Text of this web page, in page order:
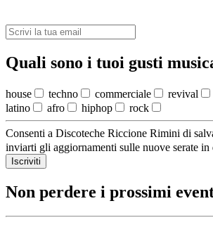
Quali sono i tuoi gusti
house techno commerciale
revival
latino
afro hiphop rock
Consenti a Discoteche Riccione Rimini di
inviarti gli aggiornamenti sulle nuove serate in
Iscriviti
Non perdere i prossimi